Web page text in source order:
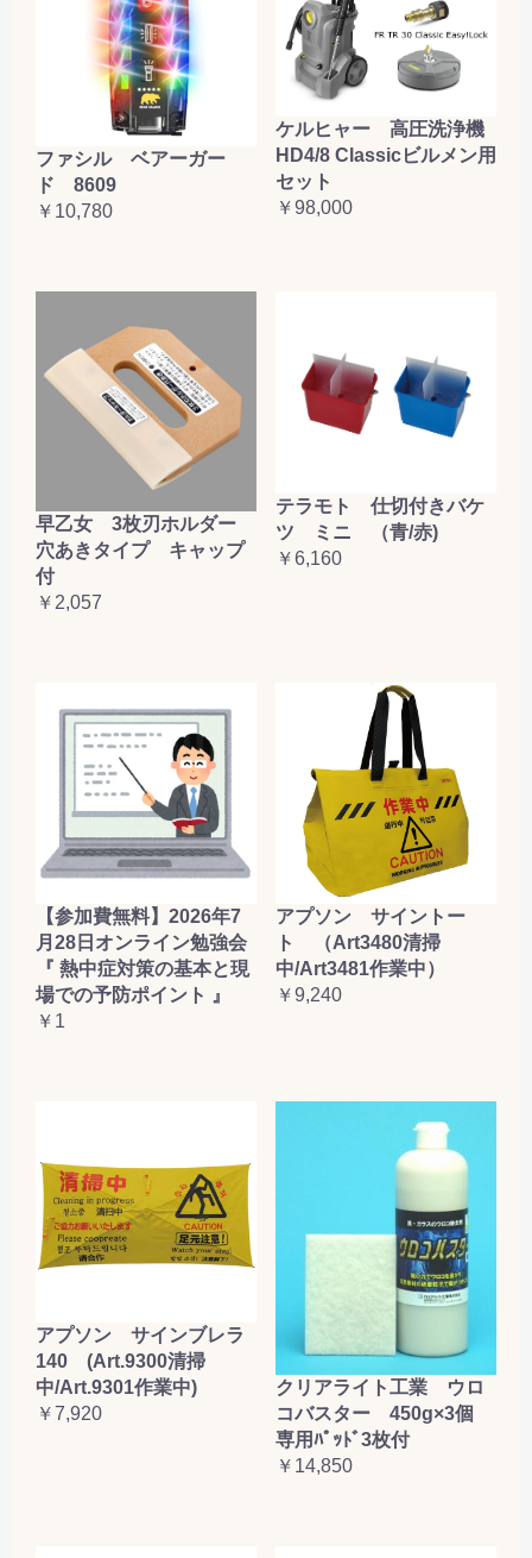
ファシル ベアーガー
ド 8609
￥10,780
ケルヒャー 高圧洗浄機
HD4/8 Classicビルメン用
セット
￥98,000
早乙女 3枚刃ホルダー
穴あきタイプ キャップ
付
￥2,057
テラモト 仕切付きバケ
ツ ミニ （青/赤)
￥6,160
【参加費無料】2026年7
月28日オンライン勉強会
『 熱中症対策の基本と現
場での予防ポイント 』
￥1
アプソン サイントー
ト （Art3480清掃
中/Art3481作業中）
￥9,240
アプソン サインブレラ
140 (Art.9300清掃
中/Art.9301作業中)
￥7,920
クリアライト工業 ウロ
コバスター 450g×3個
専用ﾊﾟｯﾄﾞ3枚付
￥14,850